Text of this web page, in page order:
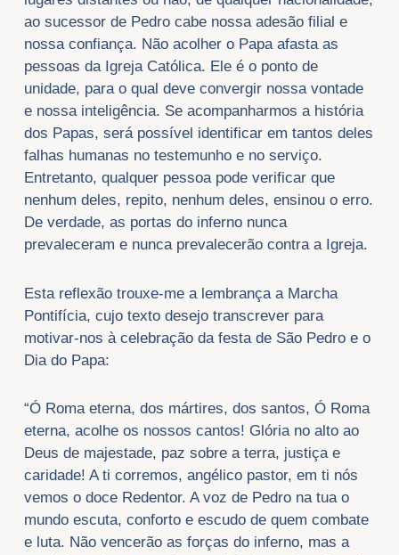
ao sucessor de Pedro cabe nossa adesão filial e
nossa confiança. Não acolher o Papa afasta as
pessoas da Igreja Católica. Ele é o ponto de
unidade, para o qual deve convergir nossa vontade
e nossa inteligência. Se acompanharmos a história
dos Papas, será possível identificar em tantos deles
falhas humanas no testemunho e no serviço.
Entretanto, qualquer pessoa pode verificar que
nenhum deles, repito, nenhum deles, ensinou o erro.
De verdade, as portas do inferno nunca
prevaleceram e nunca prevalecerão contra a Igreja.
Esta reflexão trouxe-me a lembrança a Marcha
Pontifícia, cujo texto desejo transcrever para
motivar-nos à celebração da festa de São Pedro e o
Dia do Papa:
“Ó Roma eterna, dos mártires, dos santos, Ó Roma
eterna, acolhe os nossos cantos! Glória no alto ao
Deus de majestade, paz sobre a terra, justiça e
caridade! A ti corremos, angélico pastor, em ti nós
vemos o doce Redentor. A voz de Pedro na tua o
mundo escuta, conforto e escudo de quem combate
e luta. Não vencerão as forças do inferno, mas a